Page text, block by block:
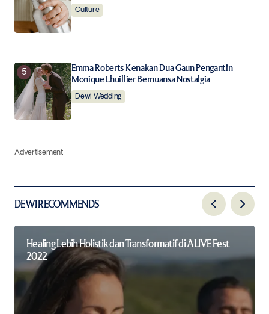
Culture
Emma Roberts Kenakan Dua Gaun Pengantin
Monique Lhuillier Bernuansa Nostalgia
Dewi Wedding
Advertisement
DEWI RECOMMENDS
Healing Lebih Holistik dan Transformatif di ALIVE Fest
2022